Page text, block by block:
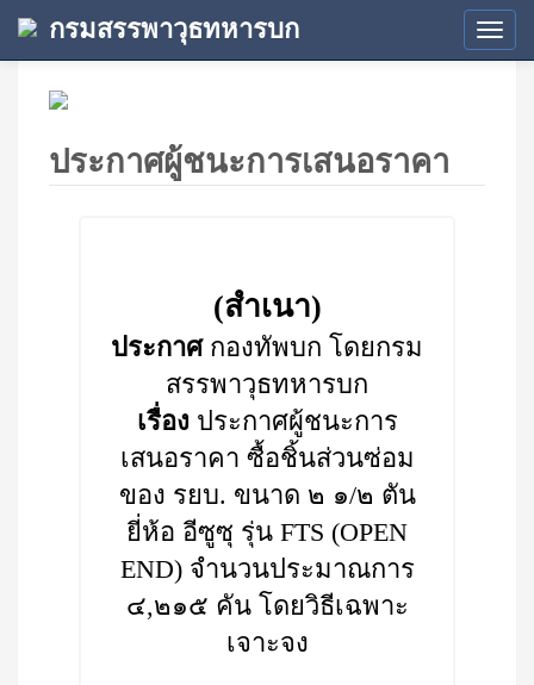
กรมสรรพาวุธทหารบก
ประกาศผู้ชนะการเสนอราคา
(สำเนา)
ประกาศกองทัพบก โดยกรม
สรรพาวุธทหารบก
เรื่อง ประกาศผู้ชนะการ
เสนอราคา ซื้อชิ้นส่วนซ่อม
ของ รยบ. ขนาด ๒ ๑/๒ ตัน
ยี่ห้อ อีซูซุ รุ่น FTS (OPEN
END) จำนวนประมาณการ
๔,๒๑๕ คัน โดยวิธีเฉพาะ
เจาะจง